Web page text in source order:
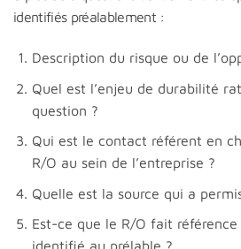
identifiés préalablement :
Description du risque ou de
Quel est l’enjeu de durabilité
question ?
Qui est le contact référent en
R/O au sein de l’entreprise ?
Quelle est la source qui a
Est-ce que le R/O fait
identifié au prélable ?